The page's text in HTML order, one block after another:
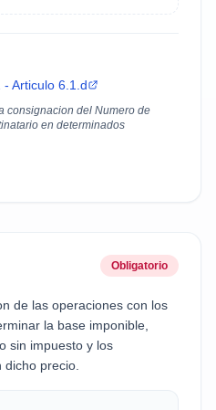
Articulo 6.1.d
consignacion del Numero de
en determinados
Obligatorio
de las operaciones con los
la base imponible,
sin impuesto y los
precio.